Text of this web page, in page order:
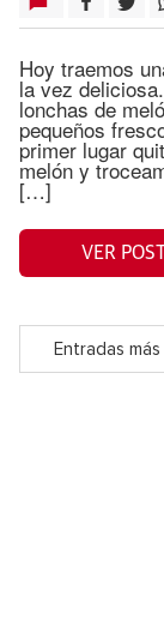
Hoy traemos
la vez
lonchas de
pequeños
primer lugar
melón y
[…]
VER
Entradas